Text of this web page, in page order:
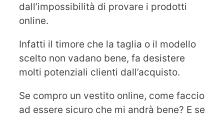
dall’impossibilità di provare i prodotti
online.
Infatti il timore che la taglia o il modello
scelto non vadano bene, fa desistere
molti potenziali clienti dall’acquisto.
Se compro un vestito online, come faccio
ad essere sicuro che mi andrà bene? E se